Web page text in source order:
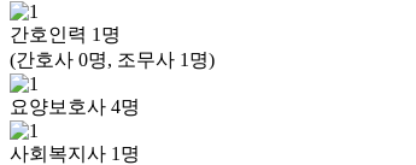
간호인력 1 명
(간호사 0명, 조무사 1명)
요양보호사 4명
사회복지사 1 명